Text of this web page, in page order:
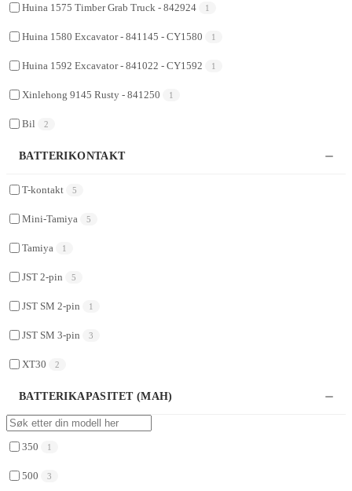
Huina 1575 Timber Grab Truck - 842924 1
Huina 1580 Excavator - 841145 - CY1580 1
Huina 1592 Excavator - 841022 - CY1592 1
Xinlehong 9145 Rusty - 841250 1
Bil 2
BATTERIKONTAKT
T-kontakt 5
Mini-Tamiya 5
Tamiya 1
JST 2-pin 5
JST SM 2-pin 1
JST SM 3-pin 3
XT30 2
BATTERIKAPASITET (MAH)
350 1
500 3